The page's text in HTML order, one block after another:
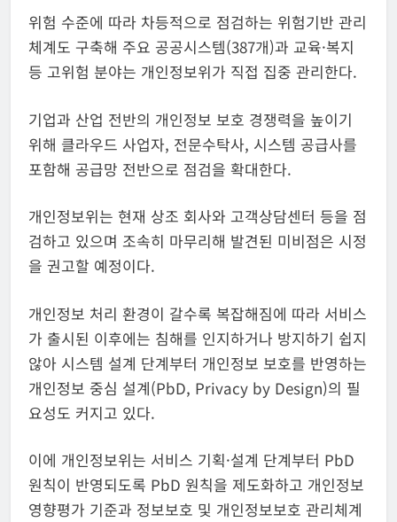
위험 수준에 따라 차등적으로 점검하는 위험기반 관리
체계도 구축해 주요 공공시스템(387개)과 교육·복지
등 고위험 분야는 개인정보위가 직접 집중 관리한다.
기업과 산업 전반의 개인정보 보호 경쟁력을 높이기
위해 클라우드 사업자, 전문수탁사, 시스템 공급사를
포함해 공급망 전반으로 점검을 확대한다.
개인정보위는 현재 상조 회사와 고객상담센터 등을 점
검하고 있으며 조속히 마무리해 발견된 미비점은 시정
을 권고할 예정이다.
개인정보 처리 환경이 갈수록 복잡해짐에 따라 서비스
가 출시된 이후에는 침해를 인지하거나 방지하기 쉽지
않아 시스템 설계 단계부터 개인정보 보호를 반영하는
개인정보 중심 설계(PbD, Privacy by Design)의 필
요성도 커지고 있다.
이에 개인정보위는 서비스 기획·설계 단계부터 PbD
원칙이 반영되도록 PbD 원칙을 제도화하고 개인정보
영향평가 기준과 정보보호 및 개인정보보호 관리체계